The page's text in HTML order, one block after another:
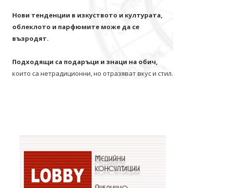
Нови тенденции в изкуството и културата,
облеклото и парфюмите може да се
възродят.
Подходящи са подаръци и знаци на обич,
които са нетрадиционни, но отразяват вкус и стил.